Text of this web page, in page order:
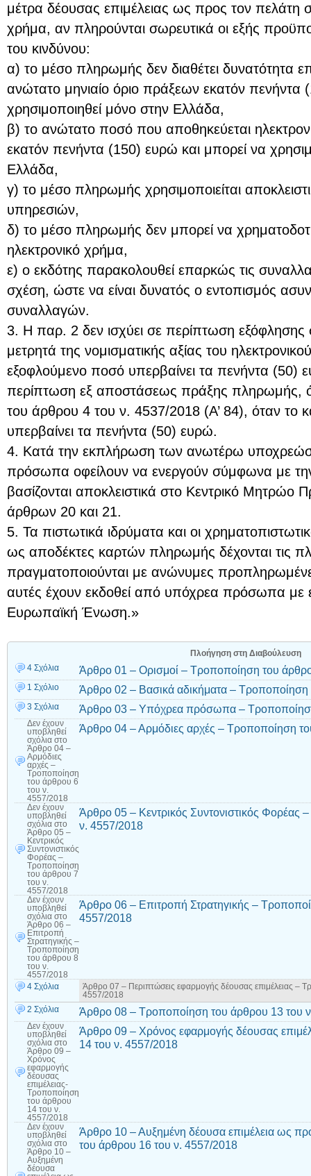
μέτρα δέουσας επιμέλειας ως προς τον πελάτη
χρήμα, αν πληρούνται σωρευτικά οι εξής
του κινδύνου:
α) το μέσο πληρωμής δεν διαθέτει δυνατότητα
ανώτατο μηνιαίο όριο πράξεων εκατόν πενήντα
χρησιμοποιηθεί μόνο στην Ελλάδα,
β) το ανώτατο ποσό που αποθηκεύεται
εκατόν πενήντα (150) ευρώ και μπορεί να
Ελλάδα,
γ) το μέσο πληρωμής χρησιμοποιείται
υπηρεσιών,
δ) το μέσο πληρωμής δεν μπορεί να
ηλεκτρονικό χρήμα,
ε) ο εκδότης παρακολουθεί επαρκώς τις
σχέση, ώστε να είναι δυνατός ο εντοπισμός
συναλλαγών.
3. Η παρ. 2 δεν ισχύει σε περίπτωση
μετρητά της νομισματικής αξίας του
εξοφλούμενο ποσό υπερβαίνει τα πενήντα (50)
περίπτωση εξ αποστάσεως πράξης πληρωμής,
του άρθρου 4 του ν. 4537/2018 (Α’ 84), όταν το
υπερβαίνει τα πενήντα (50) ευρώ.
4. Κατά την εκπλήρωση των ανωτέρω
πρόσωπα οφείλουν να ενεργούν σύμφωνα με την
βασίζονται αποκλειστικά στο Κεντρικό Μητρώο
άρθρων 20 και 21.
5. Τα πιστωτικά ιδρύματα και οι
ως αποδέκτες καρτών πληρωμής δέχονται τις
πραγματοποιούνται με ανώνυμες
αυτές έχουν εκδοθεί από υπόχρεα πρόσωπα με
Ευρωπαϊκή Ένωση.»
Πλοήγηση στη Διαβούλευση
4 Σχόλια
Άρθρο 01 – Ορισμοί – Τροποποίηση του
1 Σχόλιο Άρθρο 02 – Βασικά αδικήματα –
3 Σχόλια Άρθρο 03 – Υπόχρεα πρόσωπα –
Δεν έχουν
υποβληθεί
σχόλια στο
Άρθρο 04 –
Αρμόδιες
αρχές –
Τροποποίηση
του άρθρου 6
του ν.
4557/2018
Άρθρο 04 – Αρμόδιες αρχές – Τροποποίηση
Δεν έχουν
υποβληθεί
σχόλια στο
Άρθρο 05 –
Κεντρικός
Συντονιστικός
Φορέας –
Τροποποίηση
του άρθρου 7
του ν.
4557/2018
Άρθρο 05 – Κεντρικός Συντονιστικός Φορέας
ν. 4557/2018
Δεν έχουν
υποβληθεί
σχόλια στο
Άρθρο 06 –
Επιτροπή
Στρατηγικής –
Τροποποίηση
του άρθρου 8
του ν.
4557/2018
Άρθρο 06 – Επιτροπή Στρατηγικής –
4557/2018
4 Σχόλια
Άρθρο 07 – Περιπτώσεις εφαρμογής δέουσας επιμέλειας –
4557/2018
2 Σχόλια
Άρθρο 08 – Τροποποίηση του άρθρου 13 του
Δεν έχουν
υποβληθεί
σχόλια στο
Άρθρο 09 –
Χρόνος
εφαρμογής
δέουσας
επιμέλειας-
Τροποποίηση
του άρθρου
14 του ν.
4557/2018
Άρθρο 09 – Χρόνος εφαρμογής δέουσας
14 του ν. 4557/2018
Δεν έχουν
υποβληθεί
σχόλια στο
Άρθρο 10 –
Αυξημένη
δέουσα
Άρθρο 10 – Αυξημένη δέουσα επιμέλεια ως
του άρθρου 16 του ν. 4557/2018